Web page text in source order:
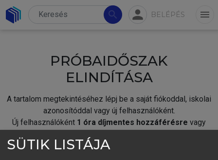
search person BELÉPÉS menu
PRÓBAIDŐSZAK
ELINDÍTÁSA
A tartalom megtekintéséhez lépj be a saját fiókoddal, iskolai
azonosítóddal vagy új felhasználóként.
Új felhasználóként 1 óra díjmentes hozzáférésre vagy
SÜTIK LISTÁJA